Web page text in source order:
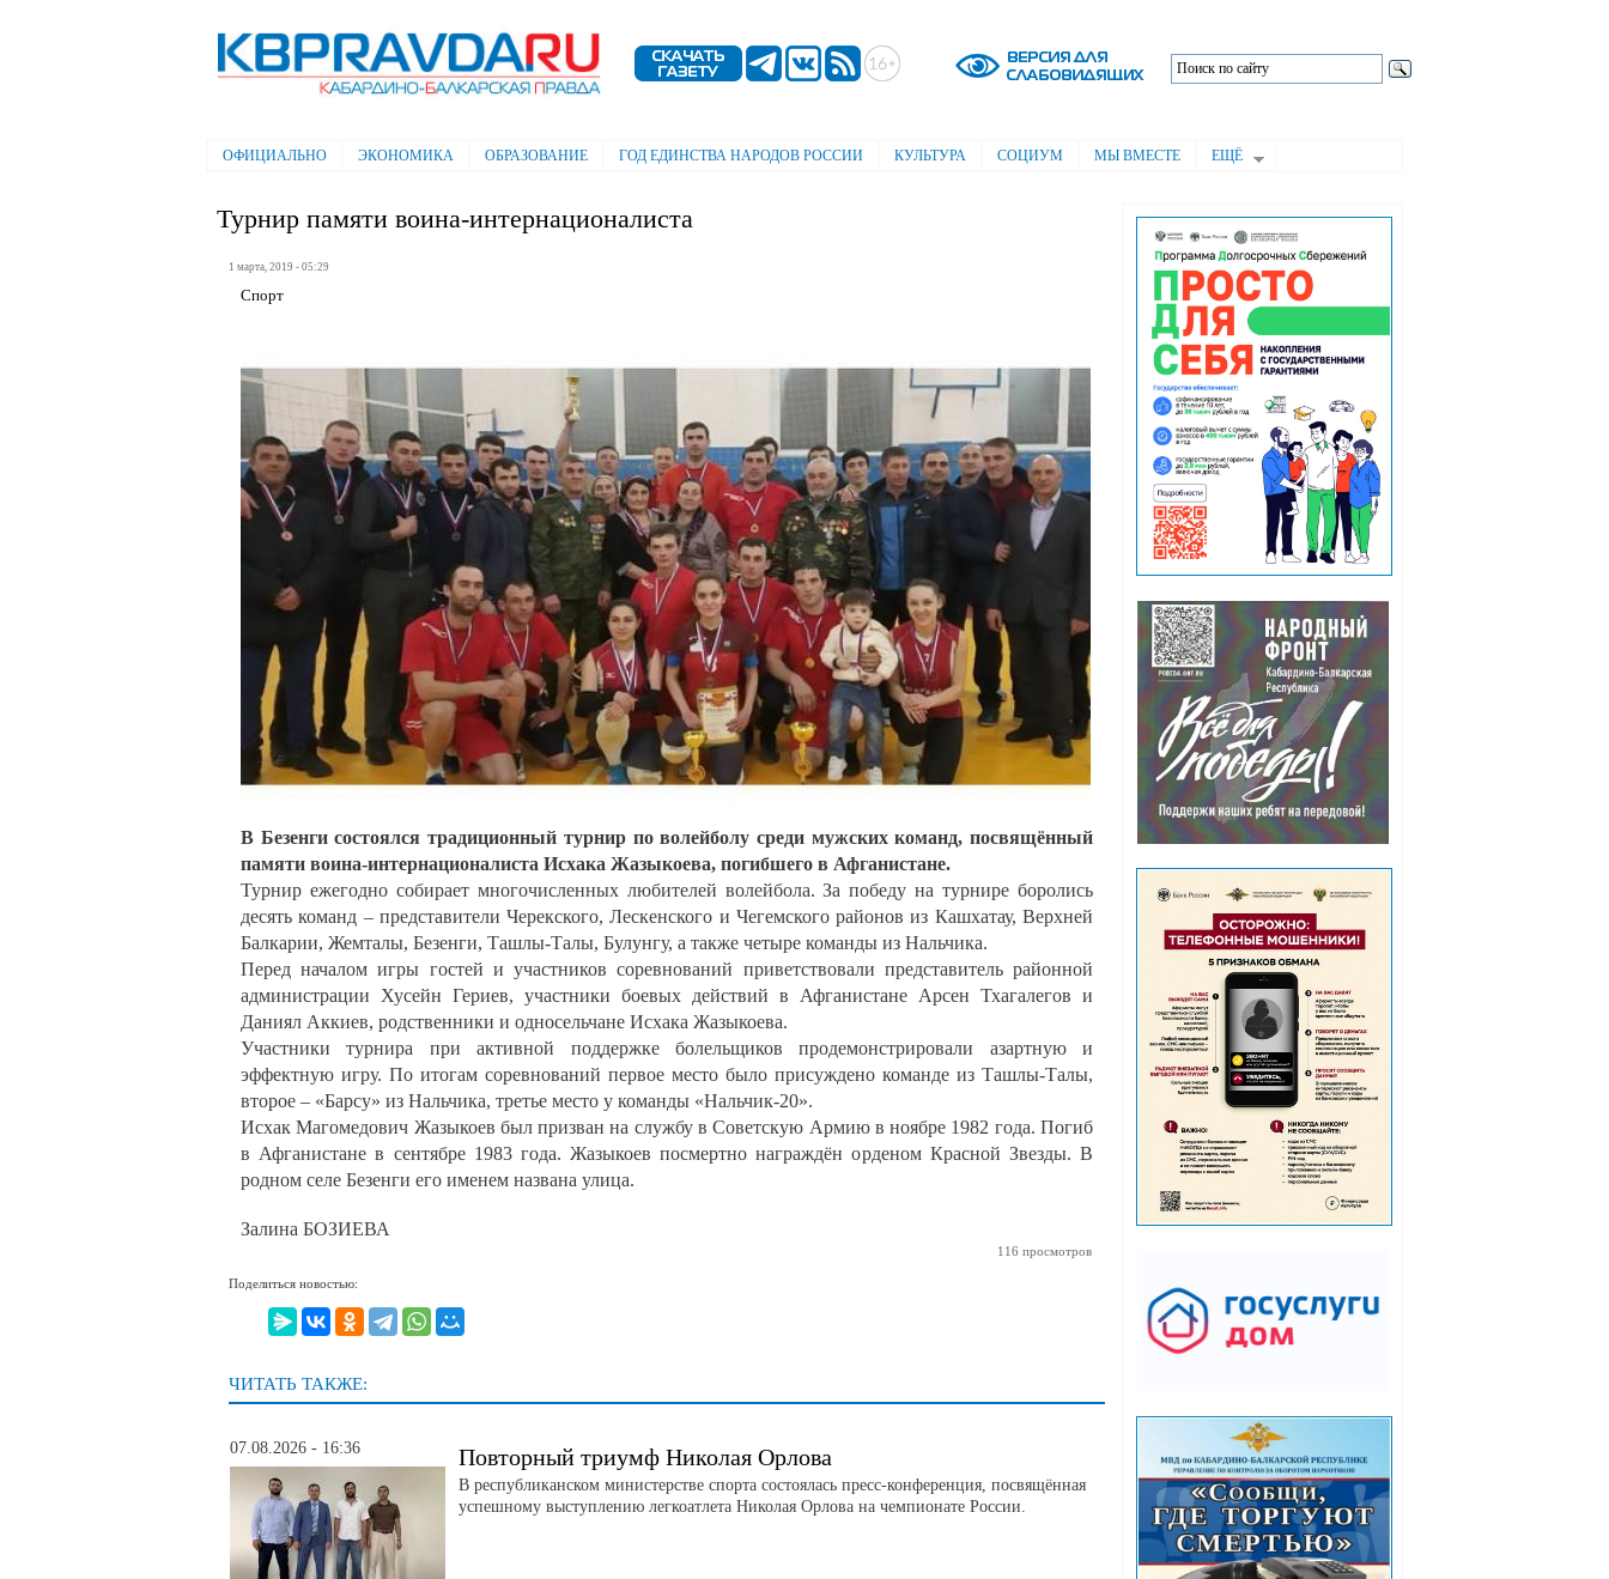
содержанию
Электронная газета "Кабардино-
Балкарская правда"
Главное меню
ОФИЦИАЛЬНО ЭКОНОМИКА ОБРАЗОВАНИЕ ГОД ЕДИНСТВА НАРОДОВ РОССИИ КУЛЬТУРА СОЦИУМ МЫ ВМЕСТЕ ЕЩЁ
Турнир памяти воина-интернационалиста
1 марта, 2019 - 05:29
Спорт
В Безенги состоялся традиционный турнир по волейболу среди мужских команд, посвящённый
памяти воина-интернационалиста Исхака Жазыкоева, погибшего в Афганистане.
Турнир ежегодно собирает многочисленных любителей волейбола. За победу на турнире боролись
десять команд – представители Черекского, Лескенского и Чегемского районов из Кашхатау, Верхней
Балкарии, Жемталы, Безенги, Ташлы-Талы, Булунгу, а также четыре команды из Нальчика.
Перед началом игры гостей и участников соревнований приветствовали представитель районной
администрации Хусейн Гериев, участники боевых действий в Афганистане Арсен Тхагалегов и
Даниял Аккиев, родственники и односельчане Исхака Жазыкоева.
Участники турнира при активной поддержке болельщиков продемонстрировали азартную и
эффектную игру. По итогам соревнований первое место было присуждено команде из Ташлы-Талы,
второе – «Барсу» из Нальчика, третье место у команды «Нальчик-20».
Исхак Магомедович Жазыкоев был призван на службу в Советскую Армию в ноябре 1982 года. Погиб
в Афганистане в сентябре 1983 года. Жазыкоев посмертно награждён орденом Красной Звезды. В
родном селе Безенги его именем названа улица.
Залина БОЗИЕВА
116 просмотров
Поделиться новостью:
ЧИТАТЬ ТАКЖЕ:
07.08.2026 - 16:36 Повторный триумф Николая Орлова
В республиканском министерстве спорта состоялась пресс-конференция, посвящённая
успешному выступлению легкоатлета Николая Орлова на чемпионате России.